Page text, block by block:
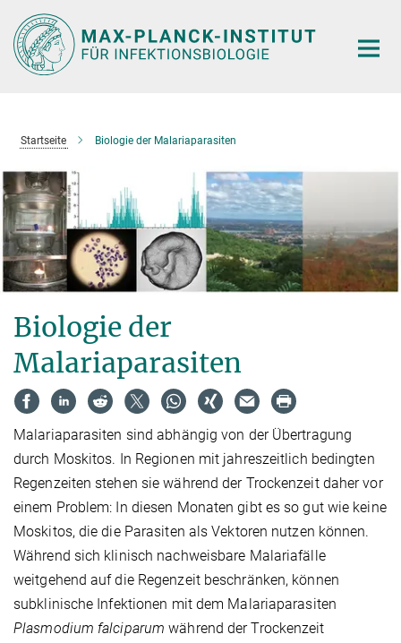
Hauptinhalt
Startseite Biologie der Malariaparasiten
Biologie der
Malariaparasiten
Malariaparasiten sind abhängig von der Übertragung
durch Moskitos. In Regionen mit jahreszeitlich bedingten
Regenzeiten stehen sie während der Trockenzeit daher vor
einem Problem: In diesen Monaten gibt es so gut wie keine
Moskitos, die die Parasiten als Vektoren nutzen können.
Während sich klinisch nachweisbare Malariafälle
weitgehend auf die Regenzeit beschränken, können
subklinische Infektionen mit dem Malariaparasiten
Plasmodium falciparum während der Trockenzeit